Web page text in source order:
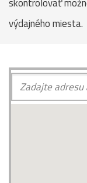
výdajného miesta.